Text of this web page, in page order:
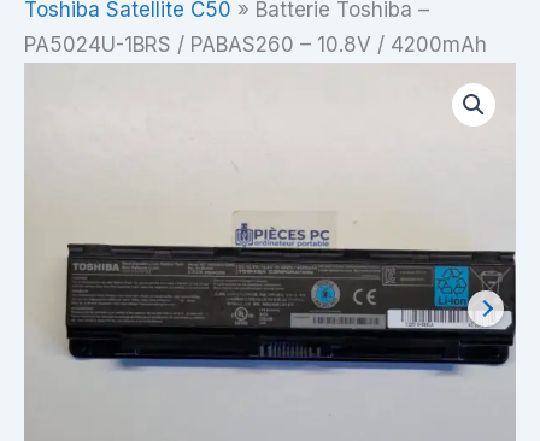
Toshiba Satellite C50 » Batterie Toshiba –
PA5024U-1BRS / PABAS260 – 10.8V / 4200mAh